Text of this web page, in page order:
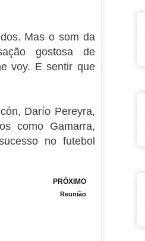
Mas o som da
gostosa de
voy. E sentir que
Darío Pereyra,
como Gamarra,
no futebol
PRÓXIMO
Reunião